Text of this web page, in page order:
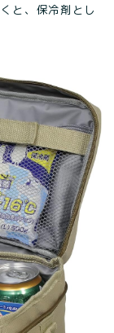
と、保冷剤とし